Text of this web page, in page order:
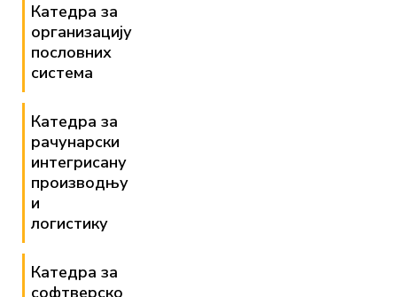
Катедра за
организацију
пословних
система
Катедра за
рачунарски
интегрисану
производњу
и
логистику
Катедра за
софтверско